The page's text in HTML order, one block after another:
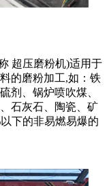
超压磨粉机)适用于
的磨粉加工,如：铁
剂、锅炉喷吹煤、
石灰石、陶瓷、矿
下的非易燃易爆的